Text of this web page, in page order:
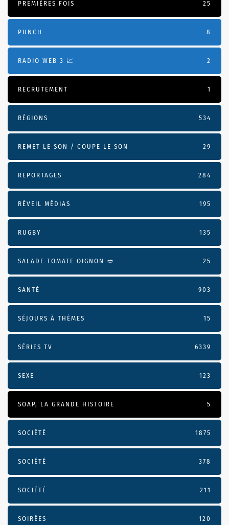
PREMIÈRES FOIS 25
PUNCH 8
RADIO WEB 3 📈 2
RECRUTEMENT 1
RÉGIONS 534
REMET LE SON / COUPE LE SON 29
REPORTAGES 284
RÉVEIL MÉDIAS 195
RUGBY 135
SALADE TOMATE OIGNON 🥙 25
SANTÉ 903
SÉJOURS À THÈMES 15
SÉRIES TV 6339
SEXE 123
SOAP, LA GRANDE HISTOIRE 5
SOCIÉTÉ 1875
SOCIÉTÉ 378
SOCIÉTÉ 211
SOIRÉES 120